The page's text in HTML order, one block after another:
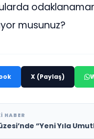
musunuz?
X (Paylaş)
HABER
“Yeni Yıla